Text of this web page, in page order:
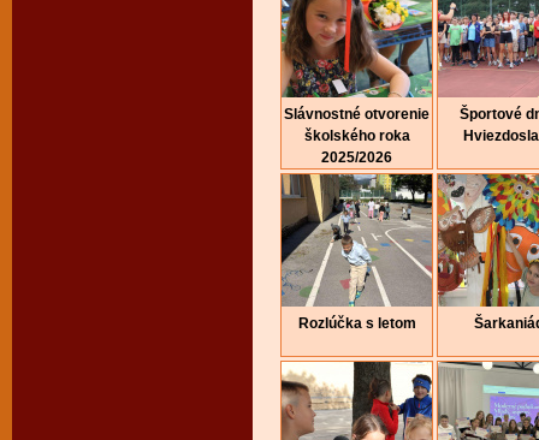
Slávnostné otvorenie
školského roka
2025/2026
Športové
Rozlúčka s letom